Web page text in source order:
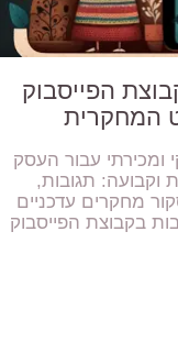
הפייסבוק
המחקרית
ומכירתי עבור העסק
וקבועה: תגובות,
מחקרים עדכניים
בקבוצת הפייסבוק